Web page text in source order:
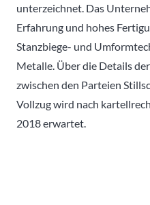
unterzeichnet. Das
Erfahrung und hohes
Stanzbiege- und
Metalle. Über die Details
zwischen den Parteien
Vollzug wird nach
2018 erwartet.